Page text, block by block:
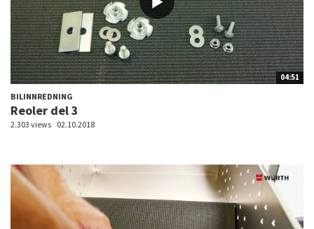
04:51
BILINNREDNING
Reoler del 3
2.303 views 02.10.2018